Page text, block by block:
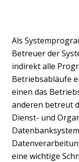
Als
Betreuer der
indirekt alle
Betriebsabläufe
einen das
anderen betreut
Dienst- und
eine wichtige